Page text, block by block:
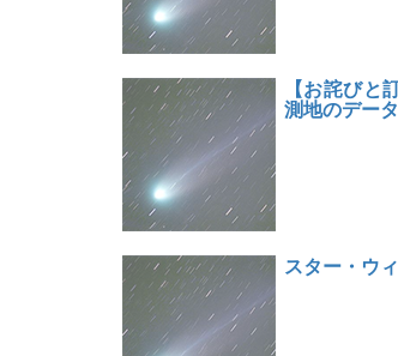
【お詫び
測地のデー
スター・ウ